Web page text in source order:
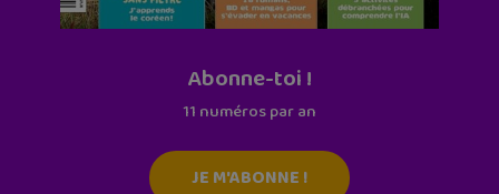
Abonne-toi !
11 numéros par an
JE M'ABONNE !